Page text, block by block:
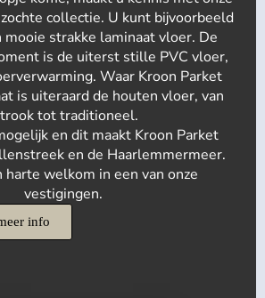
collectie. U kunt bijvoorbeeld
mooie strakke laminaat vloer. De
is de uiterst stille PVC vloer,
Waar Kroon Parket
is uiteraard de houten vloer, van
tot traditioneel.
en dit maakt Kroon Parket
en de Haarlemmermeer.
harte welkom in een van onze
vestigingen.
info